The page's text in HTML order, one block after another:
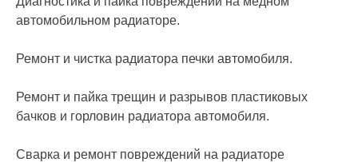
автомобильном радиаторе.
Ремонт и чистка радиатора печки автомобиля.
Ремонт и пайка трещин и разрывов пластиковых
бачков и горловин радиатора автомобиля.
Сварка и ремонт повреждений на радиаторе